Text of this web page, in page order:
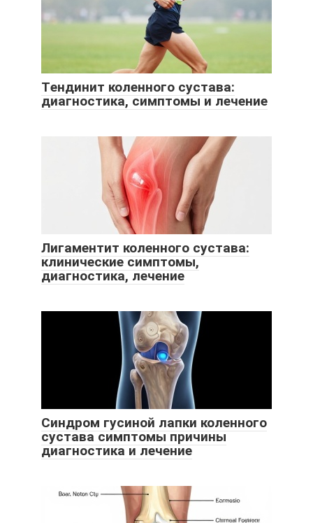
Tендинит коленного сустава:
диагностика, симптомы и лечение
Лигаментит коленного сустава:
клинические симптомы,
диагностика, лечение
Синдром гусиной лапки коленного
сустава симптомы причины
диагностика и лечение